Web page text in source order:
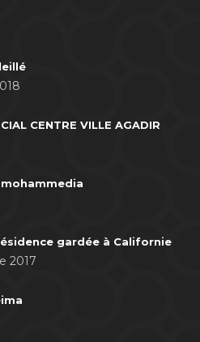
CENTRE VILLE AGADIR
gardée à Californie
2017